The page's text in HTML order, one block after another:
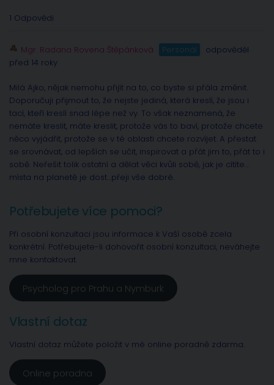
1 Odpovědi
Mgr. Radana Rovena Štěpánková Personál
odpověděl
před 14 roky
Milá Ajko, nějak nemohu přijít na to, co byste si přála změnit.
Doporučuji přijmout to, že nejste jediná, která kreslí, že jsou i
tací, kteří kreslí snad lépe než vy. To však neznamená, že
nemáte kreslit, máte kreslit, protože vás to baví, protože chcete
něco vyjádřit, protože se v té oblasti chcete rozvíjet. A přestat
se srovnávat, od lepších se učit, inspirovat a přát jim to, přát to i
sobě. Neřešit tolik ostatní a dělat věci kvůli sobě, jak je cítíte…
místa na planetě je dost…přeji vše dobré.
Potřebujete více pomoci?
Při osobní konzultaci jsou informace k Vaší osobě zcela
konkrétní. Potřebujete-li dohovořit osobní konzultaci, neváhejte
mne kontaktovat.
Psycholog pro Prahu a Nymburk
Vlastní dotaz
Vlastní dotaz můžete položit v mé online poradně zdarma.
Online poradna